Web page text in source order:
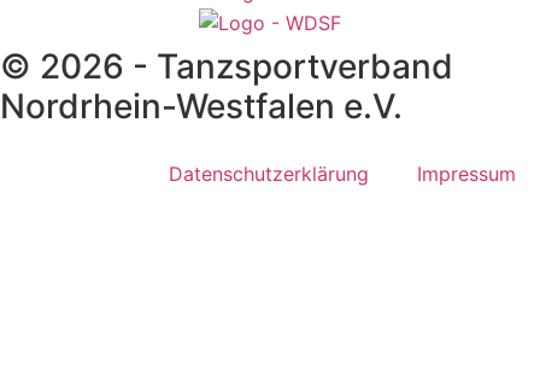
© 2026 - Tanzsportverband
Nordrhein-Westfalen e.V.
Datenschutzerklärung Impressum